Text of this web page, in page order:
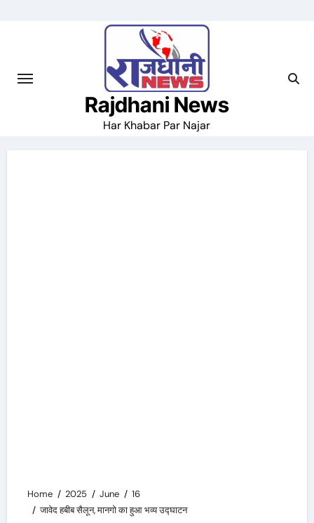
Rajdhani News
Har Khabar Par Najar
Home 2025 June
16
जावेद हबीब सैलून, मानगो का हुआ भव्य उद्घाटन